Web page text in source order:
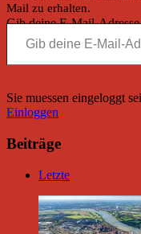
Mail zu erhalten.
Gib deine E-Mail-
Sie muessen eingeloggt
Einloggen
Beiträge
Letzte